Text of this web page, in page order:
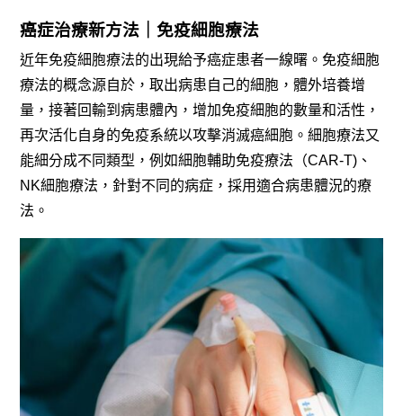
癌症治療新方法｜免疫細胞療法
近年免疫細胞療法的出現給予癌症患者一線曙。免疫細胞
療法的概念源自於，取出病患自己的細胞，體外培養增
量，接著回輸到病患體內，增加免疫細胞的數量和活性，
再次活化自身的免疫系統以攻擊消滅癌細胞。細胞療法又
能細分成不同類型，例如細胞輔助免疫療法（CAR-T)、
NK細胞療法，針對不同的病症，採用適合病患體況的療
法。